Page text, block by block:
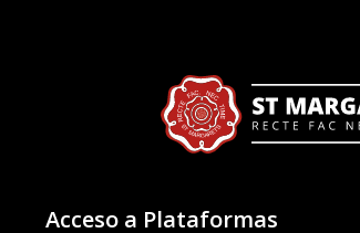
Acceso a Plataformas